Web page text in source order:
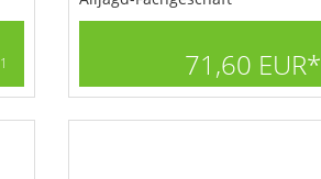
1 71,60 EUR*